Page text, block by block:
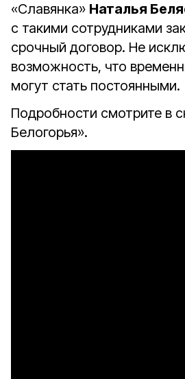
«Славянка» Наталья
с такими сотрудниками
срочный договор. Не
возможность, что
могут стать постоянными.
Подробности смотрите в
Белогорья».